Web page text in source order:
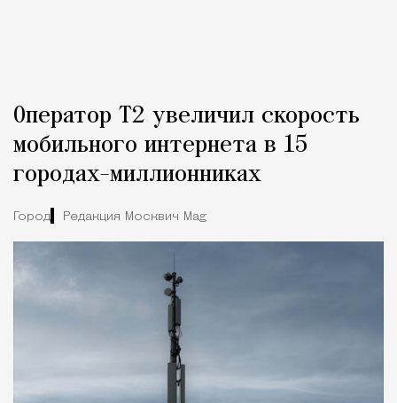
Оператор Т2 увеличил скорость
мобильного интернета в 15
городах-миллионниках
Город Редакция Москвич Mag